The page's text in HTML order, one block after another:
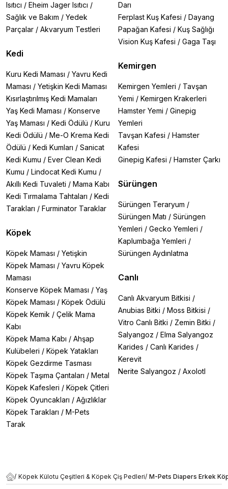
Isıtıcı / Eheim Jager Isıtıcı /
Sağlık ve Bakım / Yedek
Parçalar / Akvaryum Testleri
Kedi
Kuru Kedi Maması / Yavru Kedi
Maması / Yetişkin Kedi Maması
Kısırlaştırılmış Kedi Mamaları
Yaş Kedi Maması / Konserve
Yaş Maması / Kedi Ödülü / Kuru
Kedi Ödülü / Me-O Krema Kedi
Ödülü / Kedi Kumları / Sanicat
Kedi Kumu / Ever Clean Kedi
Kumu / Lindocat Kedi Kumu /
Akıllı Kedi Tuvaleti / Mama Kabı
Kedi Tırmalama Tahtaları / Kedi
Tarakları / Furminator Taraklar
Köpek
Köpek Maması / Yetişkin
Köpek Maması / Yavru Köpek
Maması
Konserve Köpek Maması / Yaş
Köpek Maması / Köpek Ödülü
Köpek Kemik / Çelik Mama
Kabı
Köpek Mama Kabı / Ahşap
Kulübeleri / Köpek Yatakları
Köpek Gezdirme Tasması
Köpek Taşıma Çantaları / Metal
Köpek Kafesleri / Köpek Çitleri
Köpek Oyuncakları / Ağızlıklar
Köpek Tarakları / M-Pets
Tarak
Darı
Ferplast Kuş Kafesi / Dayang
Papağan Kafesi / Kuş Sağlığı
Vision Kuş Kafesi / Gaga Taşı
Kemirgen
Kemirgen Yemleri / Tavşan
Yemi / Kemirgen Krakerleri
Hamster Yemi / Ginepig
Yemleri
Tavşan Kafesi / Hamster
Kafesi
Ginepig Kafesi / Hamster Çarkı
Sürüngen
Sürüngen Teraryum /
Sürüngen Matı / Sürüngen
Yemleri / Gecko Yemleri /
Kaplumbağa Yemleri /
Sürüngen Aydınlatma
Canlı
Canlı Akvaryum Bitkisi /
Anubias Bitki / Moss Bitkisi /
Vitro Canlı Bitki / Zemin Bitki /
Salyangoz / Elma Salyangoz
Karides / Canlı Karides /
Kerevit
Nerite Salyangoz / Axolotl
/ Köpek Külotu Çeşitleri & Köpek Çiş Pedleri/ M-Pets Diapers Erkek